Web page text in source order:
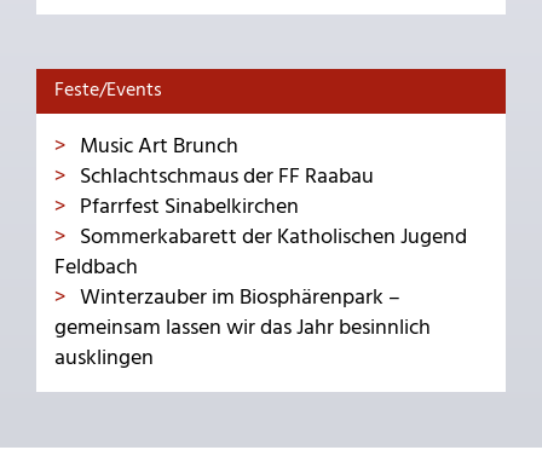
Feste/Events
Music Art Brunch
Schlachtschmaus der FF Raabau
Pfarrfest Sinabelkirchen
Sommerkabarett der Katholischen Jugend
Feldbach
Winterzauber im Biosphärenpark –
gemeinsam lassen wir das Jahr besinnlich
ausklingen